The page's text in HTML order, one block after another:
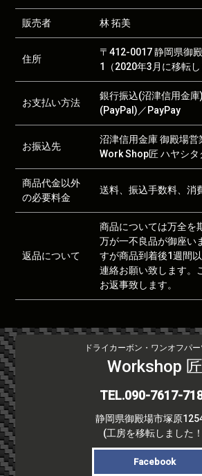
販売者 林 拓美
住所
〒412-0017 静岡県御
1（2020年3月に移転し
お支払い方法
銀行振込(沼津信用金
(PayPal)／PayPay
お振込先
沼津信用金庫 御殿場
Work Shop匠 ハヤシタ
商品代金以外
の必要料金
送料、振込手数料、消
返品について
商品については万全を
万が一不良品が御座い
すが商品到着後1週間
連絡お願い致します。
お返事致します。
ドライカーボン・ワンオフパ
Workshop 匠
TEL.090-7617-
静岡県御殿場市塚原
(工房を移転しました
Facebook